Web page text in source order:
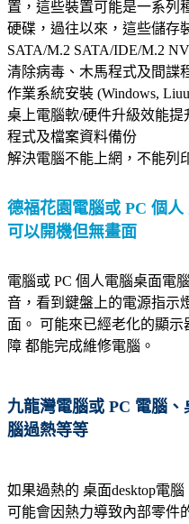
WhatsApp
Tel 93408324
快捷系統電腦專業維修
epson hp canon brother
上門電腦維修九龍灣德福
花園維修電腦
維修電腦 電腦上門維修、
腦維修九龍灣德福花園 修
理電腦、上門
電腦修理 上門手提電腦維
修
上門 維修、手提電腦 各項
上門
施樂
多合一打印機維修
一體機 多合一 桌面機,手提
電腦桌面
置，這些裝置可能是一系列
硬碟，過往以來，這些儲存
SATA/M.2 SATA/IDE/M.2
清除病毒、木馬程式及間諜
作業系統安裝 (Windows,
桌上電腦軟/硬件升級效能
程式及檔案資料備份
解決電腦不能上網，不能列
德福花園 電腦或 PC 個
可以開機但無畫面
電腦或 PC 個人電腦桌面電
音，看到鍵盤上的電源指示
面。 可能來已經老化的顯
障 都能完成維修電腦。
九龍灣電腦或 PC 電腦
腦過熱等等
如果過熱的 桌面desktop電
可能會因熱力導致內部零件